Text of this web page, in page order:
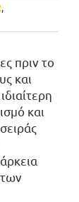
,
πριν το
και
και